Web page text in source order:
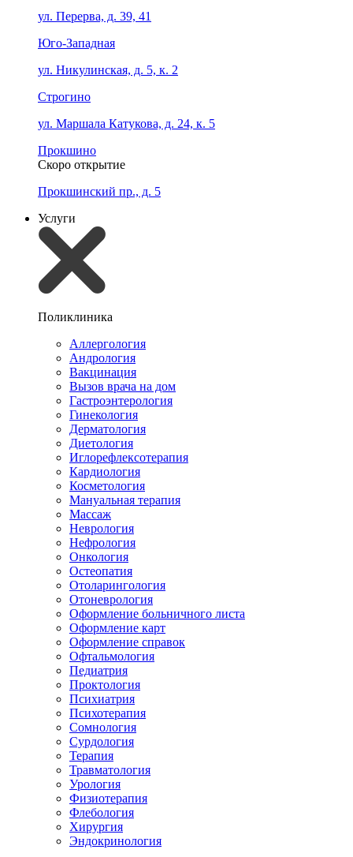
ул. Перерва, д. 39, 41
Юго-Западная
ул. Никулинская, д. 5, к. 2
Строгино
ул. Маршала Катукова, д. 24, к. 5
Прокшино
Скоро открытие
Прокшинский пр., д. 5
Услуги
Поликлиника
Аллергология
Андрология
Вакцинация
Вызов врача на дом
Гастроэнтерология
Гинекология
Дерматология
Диетология
Иглорефлексотерапия
Кардиология
Косметология
Мануальная терапия
Массаж
Неврология
Нефрология
Онкология
Остеопатия
Отоларингология
Отоневрология
Оформление больничного листа
Оформление карт
Оформление справок
Офтальмология
Педиатрия
Проктология
Психиатрия
Психотерапия
Сомнология
Сурдология
Терапия
Травматология
Урология
Физиотерапия
Флебология
Хирургия
Эндокринология